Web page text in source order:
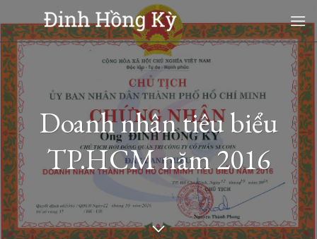
to
content
Doanh nhân tiêu biểu
TP.HCM năm 2016